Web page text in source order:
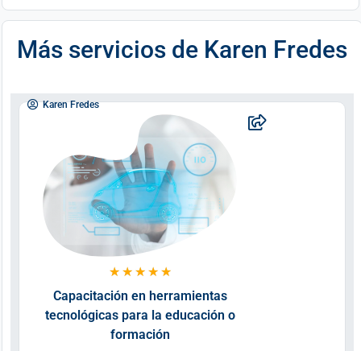
Más servicios de Karen Fredes
Karen Fredes
★ ★ ★ ★ ★
Capacitación en herramientas
tecnológicas para la educación o
formación